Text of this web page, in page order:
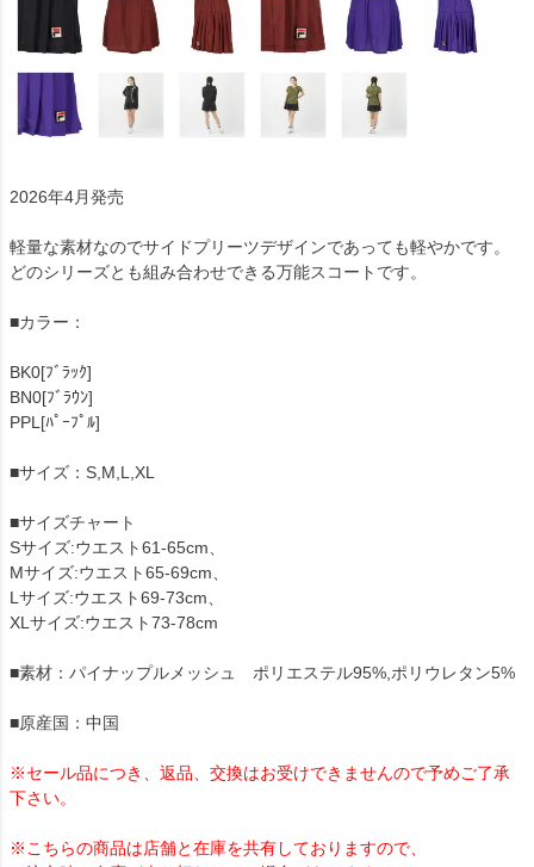
2026年4月発売
軽量な素材なのでサイドプリーツデザインであっても軽やかです。
どのシリーズとも組み合わせできる万能スコートです。
■カラー：
BK0[ﾌﾞﾗｯｸ]
BN0[ﾌﾞﾗｳﾝ]
PPL[ﾊﾟｰﾌﾟﾙ]
■サイズ：S,M,L,XL
■サイズチャート
Sサイズ:ウエスト61-65cm、
Mサイズ:ウエスト65-69cm、
Lサイズ:ウエスト69-73cm、
XLサイズ:ウエスト73-78cm
■素材：パイナップルメッシュ ポリエステル95%,ポリウレタン5%
■原産国：中国
※セール品につき、返品、交換はお受けできませんので予めご了承
下さい。
※こちらの商品は店舗と在庫を共有しておりますので、